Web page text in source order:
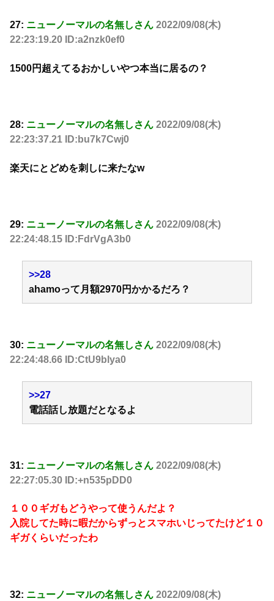
27: ニューノーマルの名無しさん 2022/09/08(木)
22:23:19.20 ID:a2nzk0ef0
1500円超えてるおかしいやつ本当に居るの？
28: ニューノーマルの名無しさん 2022/09/08(木)
22:23:37.21 ID:bu7k7Cwj0
楽天にとどめを刺しに来たなw
29: ニューノーマルの名無しさん 2022/09/08(木)
22:24:48.15 ID:FdrVgA3b0
>>28
ahamoって月額2970円かかるだろ？
30: ニューノーマルの名無しさん 2022/09/08(木)
22:24:48.66 ID:CtU9blya0
>>27
電話話し放題だとなるよ
31: ニューノーマルの名無しさん 2022/09/08(木)
22:27:05.30 ID:+n535pDD0
１００ギガもどうやって使うんだよ？
入院してた時に暇だからずっとスマホいじってたけど１０
ギガくらいだったわ
32: ニューノーマルの名無しさん 2022/09/08(木)